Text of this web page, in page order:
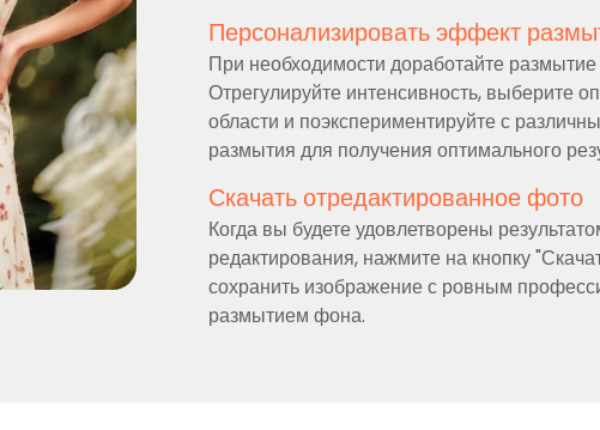
Персонализировать эффект
При необходимости доработайте
Отрегулируйте интенсивность, выберите
области и поэкспериментируйте с
размытия для получения оптимального
Скачать отредактированное фото
Когда вы будете удовлетворены
редактирования, нажмите на кнопку
сохранить изображение с ровным
размытием фона.